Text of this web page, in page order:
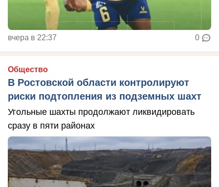
вчера в 22:37 0
Общество
В Ростовской области контролируют
риски подтопления из подземных шахт
Угольные шахты продолжают ликвидировать
сразу в пяти районах